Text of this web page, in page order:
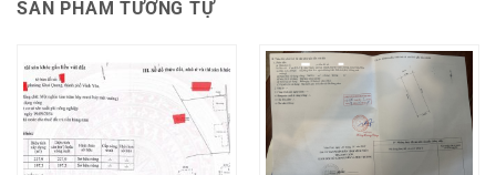
SẢN PHẨM TƯƠNG TỰ